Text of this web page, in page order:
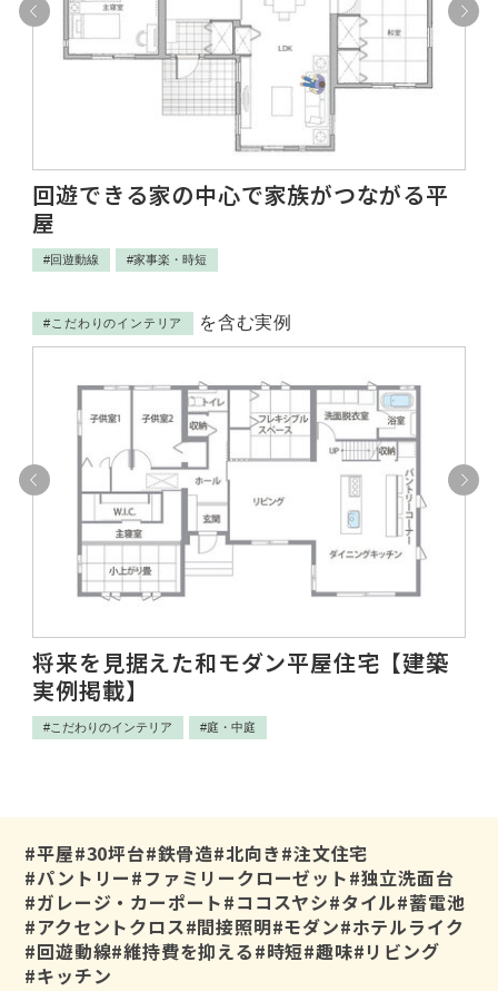
回遊できる家の中心で家族がつながる平
屋
#回遊動線 #家事楽・時短
#こだわりのインテリア を含む実例
将来を見据えた和モダン平屋住宅【建築
実例掲載】
#こだわりのインテリア #庭・中庭
#平屋#30坪台#鉄骨造#北向き#注文住宅
#パントリー#ファミリークローゼット#独立洗面台
#ガレージ・カーポート#ココスヤシ#タイル#蓄電池
#アクセントクロス#間接照明#モダン#ホテルライク
#回遊動線#維持費を抑える#時短#趣味#リビング
#キッチン